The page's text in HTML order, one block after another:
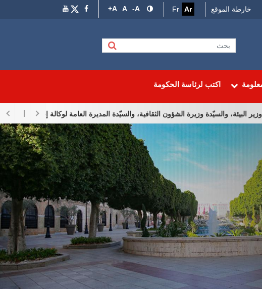
A-
A
A+ Fr Ar خارطة الموقع
اكتب لرئاسة الحكومة
وزيرة الشؤون الثقافية، والسيّدة المديرة العامة لوكالة إحياء التراث والتّنمية